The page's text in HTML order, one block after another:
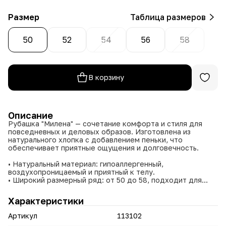
Размер Таблица размеров
50 52 54 56 58
В корзину
Описание
Рубашка "Милена" — сочетание комфорта и стиля для
повседневных и деловых образов. Изготовлена из
натурального хлопка с добавлением пеньки, что
обеспечивает приятные ощущения и долговечность.
• Натуральный материал: гипоаллергенный,
воздухопроницаемый и приятный к телу.
• Широкий размерный ряд: от 50 до 58, подходит для
• Многообразие цветов: позволяет выбрать подходящий
оттенок для любого настроения и образа.
• Универсальный дизайн: легко сочетается с различными
стилями — от классики до casual.
Характеристики
Артикул 113102